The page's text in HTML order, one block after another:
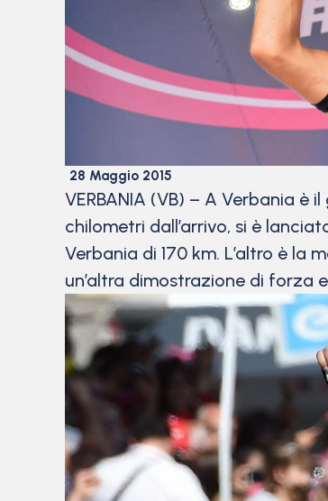
28 Maggio 2015
VERBANIA (VB) – A Verbania è
chilometri dall’arrivo, si è
Verbania di 170 km. L’altro è la
un’altra dimostrazione di forza